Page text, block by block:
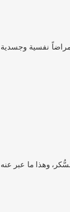
نفسية وجسدية
وهذا ما عبر عنه